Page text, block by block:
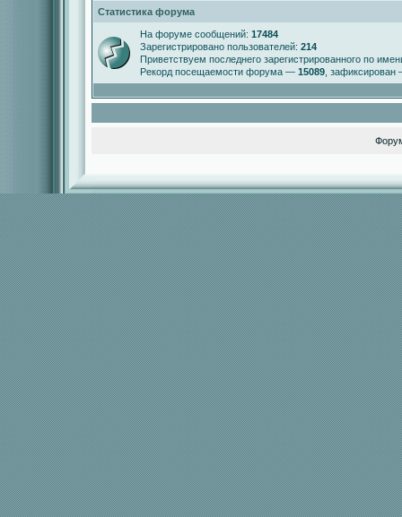
Статистика форума
На форуме сообщений: 17484
Зарегистрировано пользователей: 214
Приветствуем последнего зарегистрированного по
Рекорд посещаемости форума — 15089 ,